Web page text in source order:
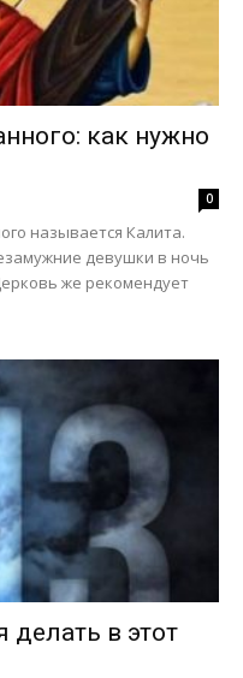
как нужно
0
называется Калита.
девушки в ночь
же рекомендует
делать в этот